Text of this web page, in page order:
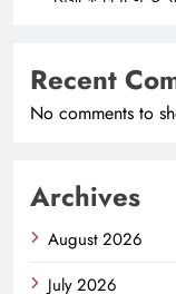
Recent
No comments to
Archives
August 2026
July 2026